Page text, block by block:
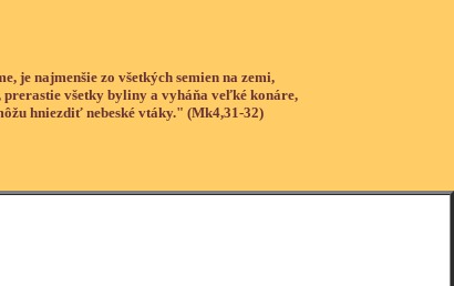
je najmenšie zo všetkých semien na zemi,
prerastie všetky byliny a vyháňa veľké konáre,
hniezdiť nebeské vtáky." (Mk4,31-32)